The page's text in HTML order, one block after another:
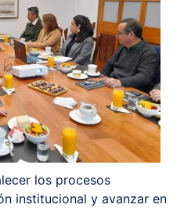
los procesos
institucional y avanzar en